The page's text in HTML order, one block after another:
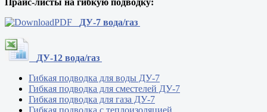
ДУ-7 вода/газ
ДУ-12 вода/газ
Гибкая подводка для воды ДУ-7
Гибкая подводка для сместелей ДУ-7
Гибкая подводка для газа ДУ-7
Гибкая подводка с теплоизоляцией